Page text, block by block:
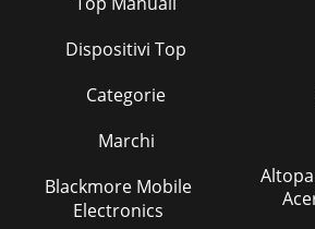
Dispositivi Top
Categorie
Marchi
Blackmore Mobile
Electronics